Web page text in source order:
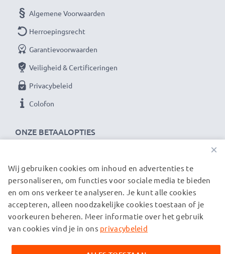
Geschikt voor lenzen met filterschroefdraad:40.5mm
diameter
★ 3 Jaar Garantie ★
CELLONIC filters staan voor hoogwaardige producten
met 36 maanden garantie!
ONZE BETAALOPTIES
Algemene Voorwaarden
Herroepingsrecht
Garantievoorwaarden
Veiligheid & Certificeringen
Privacybeleid
Colofon
ONZE VERZENDPARTNERS
© subtel.nl 2026
Alle prijzen zijn inclusief btw en exclusief verzendkosten.
Houd er rekening mee dat alle genoemde handelsmerken de
uitsluitend worden vermeld om informatie over onze
×
Wij gebruiken cookies om inhoud en advertenties te
personaliseren, om functies voor sociale media te bieden
en om ons verkeer te analyseren. Je kunt alle cookies
accepteren, alleen noodzakelijke cookies toestaan of je
voorkeuren beheren. Meer informatie over het gebruik
van cookies vind je in ons privacybeleid